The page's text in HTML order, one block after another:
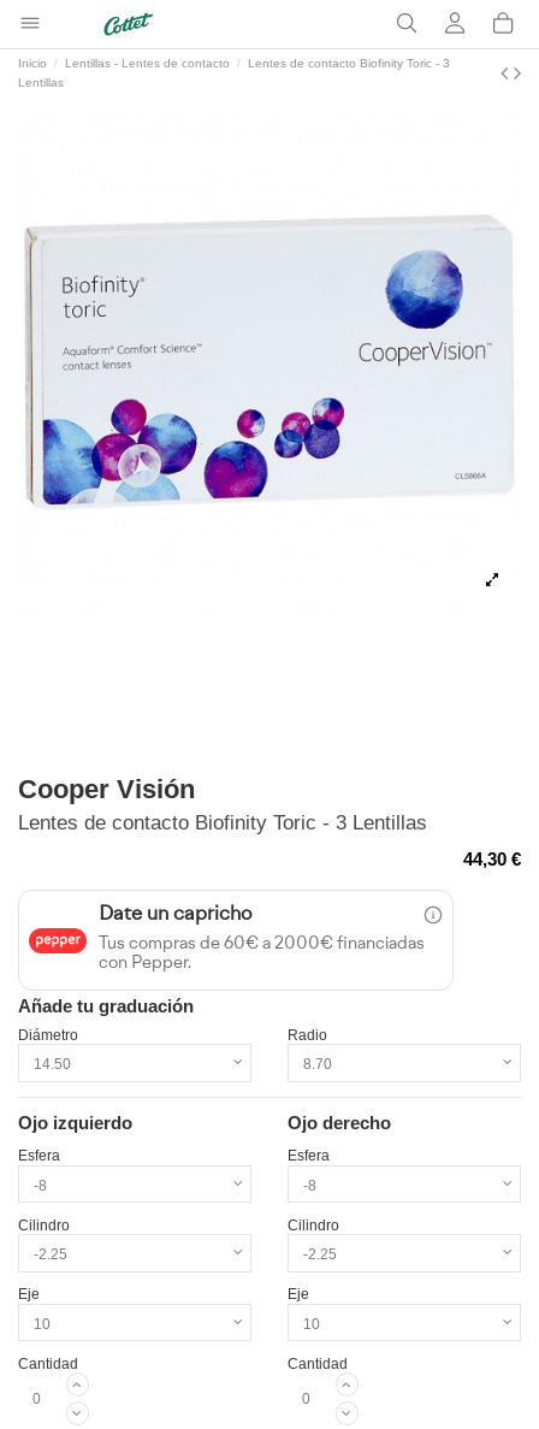
Inicio Lentillas - Lentes de contacto
Lentes de contacto Biofinity Toric - 3
Lentillas
Cooper Visión
Lentes de contacto Biofinity Toric - 3 Lentillas
44,30 €
Date un capricho
Tus compras de 60€ a 2000€ financiadas
con Pepper.
Añade tu graduación
Diámetro Radio
Ojo izquierdo
Esfera
Cilindro
Eje
Cantidad
Ojo derecho
Esfera
Cilindro
Eje
Cantidad